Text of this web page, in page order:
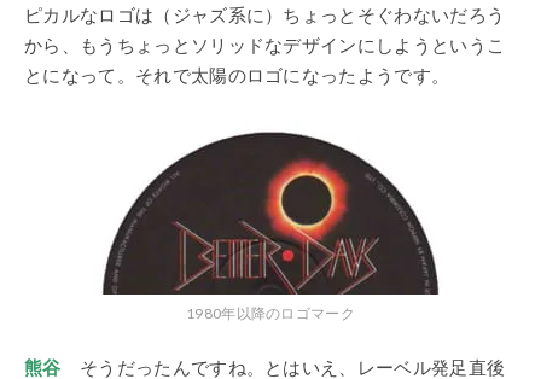
ピカルなロゴは（ジャズ系に）ちょっとそぐわないだろう
から、もうちょっとソリッドなデザインにしようというこ
とになって。それで太陽のロゴになったようです。
1980年以降のロゴマーク
熊谷
そうだったんですね。とはいえ、レーベル発足直後